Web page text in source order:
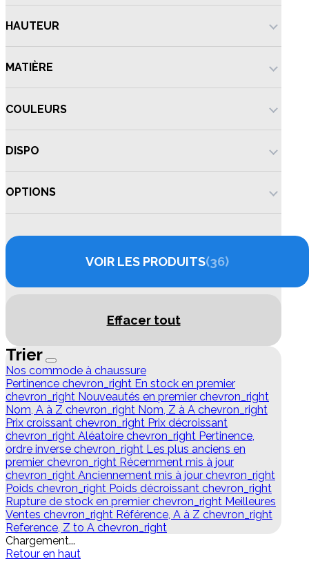
HAUTEUR
MATIÈRE
COULEURS
DISPO
OPTIONS
VOIR LES PRODUITS 36
Effacer tout
Trier
Nos commode à chaussure
Pertinence chevron_right En stock en premier
chevron_right Nouveautés en premier chevron_right
Nom, A à Z chevron_right Nom, Z à A chevron_right
Prix croissant chevron_right Prix décroissant
chevron_right Aléatoire chevron_right Pertinence,
ordre inverse chevron_right Les plus anciens en
premier chevron_right Récemment mis à jour
chevron_right Anciennement mis à jour chevron_right
Poids chevron_right Poids décroissant chevron_right
Rupture de stock en premier chevron_right Meilleures
Ventes chevron_right Référence, A à Z chevron_right
Reference, Z to A chevron_right
Chargement...
Retour en haut